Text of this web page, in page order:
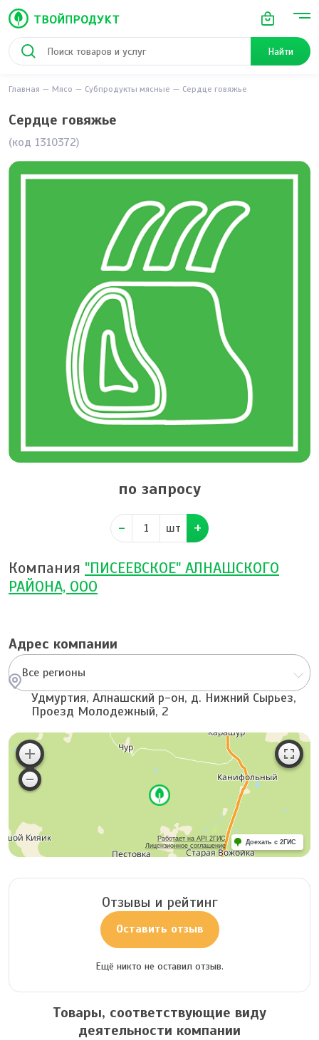
Найти
Главная Мясо Субпродукты мясные Сердце говяжье
Сердце говяжье
(код 1310372)
по запросу
шт
Компания "ПИСЕЕВСКОЕ" АЛНАШСКОГО
РАЙОНА, ООО
Адрес компании
Все регионы
Удмуртия, Алнашский р-он, д. Нижний Сырьез,
Проезд Молодежный, 2
Работает на API 2ГИС
Лицензионное соглашение
Доехать с 2ГИС
Отзывы и рейтинг
Оставить отзыв
Ещё никто не оставил отзыв.
Товары, соответствующие виду
деятельности компании